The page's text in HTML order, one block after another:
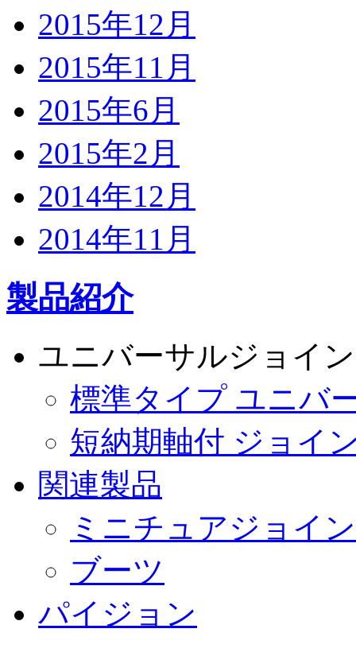
2015年12月
2015年11月
2015年6月
2015年2月
2014年12月
2014年11月
製品紹介
ユニバーサルジョイ
標準タイプ ユニバ
短納期軸付 ジョイ
関連製品
ミニチュアジョイ
ブーツ
パイジョン